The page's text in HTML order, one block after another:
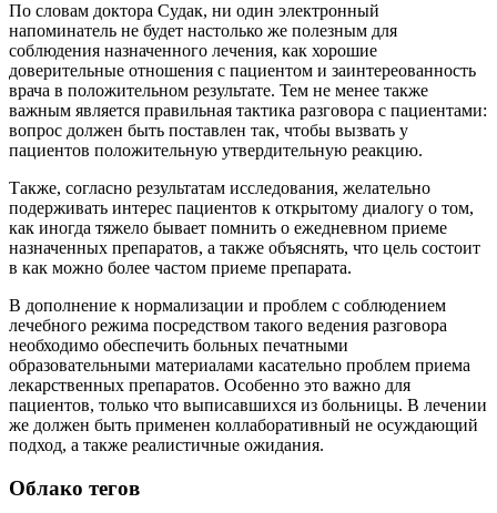
По словам доктора Судак, ни один электронный
напоминатель не будет настолько же полезным для
соблюдения назначенного лечения, как хорошие
доверительные отношения с пациентом и заинтереованность
врача в положительном результате. Тем не менее также
важным является правильная тактика разговора с пациентами:
вопрос должен быть поставлен так, чтобы вызвать у
пациентов положительную утвердительную реакцию.
Также, согласно результатам исследования, желательно
подерживать интерес пациентов к открытому диалогу о том,
как иногда тяжело бывает помнить о ежедневном приеме
назначенных препаратов, а также объяснять, что цель состоит
в как можно более частом приеме препарата.
В дополнение к нормализации и проблем с соблюдением
лечебного режима посредством такого ведения разговора
необходимо обеспечить больных печатными
образовательными материалами касательно проблем приема
лекарственных препаратов. Oсобенно это важно для
пациентов, только что выписавшихся из больницы. В лечении
же должен быть применен коллаборативный не осуждающий
подход, а также реалистичные ожидания.
Облако тегов